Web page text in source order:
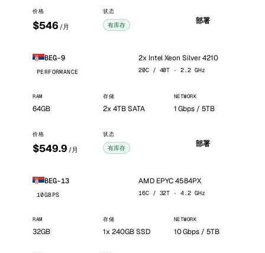
价格
$546 /月
状态
有库存 部署
BEG-9
PERFORMANCE
2x Intel Xeon Silver 4210
20C / 40T · 2.2 GHz
RAM
64GB
存储
2x 4TB SATA
NETWORK
1 Gbps / 5TB
价格
$549.9 /月
状态
有库存 部署
BEG-13
10GBPS
AMD EPYC 4584PX
16C / 32T · 4.2 GHz
RAM
32GB
存储
1x 240GB SSD
NETWORK
10 Gbps / 5TB